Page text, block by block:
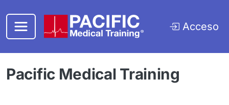
Acceso
Pacific Medical Training